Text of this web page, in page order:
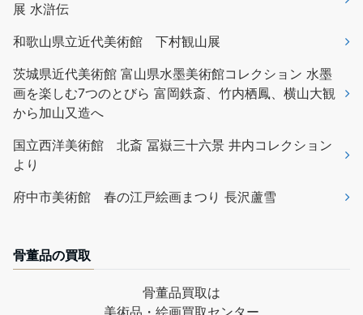
展 水滸伝
和歌山県立近代美術館 下村観山展
茨城県近代美術館 富山県水墨美術館コレクション 水墨
画を楽しむ7つのとびら 富岡鉄斎、竹内栖鳳、横山大観
から加山又造へ
国立西洋美術館 北斎 冨嶽三十六景 井内コレクション
より
府中市美術館 春の江戸絵画まつり 長沢蘆雪
骨董品の買取
骨董品買取は
美術品・絵画買取センター